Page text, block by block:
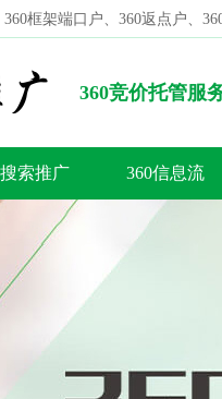
框架端口户、360返点户、
360竞价托管服
索推广 360信息流